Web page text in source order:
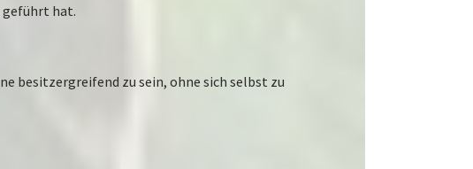
geführt hat.
besitzergreifend zu sein, ohne sich selbst zu